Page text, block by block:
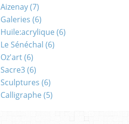
Aizenay(7)
Galeries (6)
Huile:acrylique (6)
Le Sénéchal (6)
Oz'art(6)
Sacre3(6)
Sculptures (6)
Calligraphe (5)